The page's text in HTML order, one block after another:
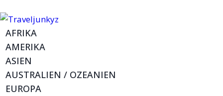
Inhalt
springen
AFRIKA
AMERIKA
ASIEN
AUSTRALIEN / OZEANIEN
EUROPA